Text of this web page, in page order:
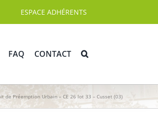
ESPACE ADHÉRENTS
FAQ CONTACT
de Préemption Urbain – CE 26 lot 33 – Cusset (03)